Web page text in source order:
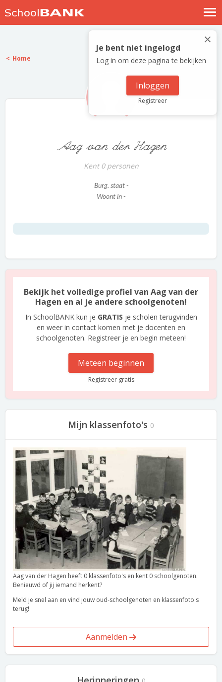
Nostalgische verhalen
Log in
Meld je gratis aan
×
Je bent niet ingelogd
Log in om deze pagina te bekijken
Inloggen
Registreer
Home
Aag van der Hagen
Kent 0 personen
Burg. staat -
Woont in -
Bekijk het volledige profiel van Aag van der
Hagen en al je andere schoolgenoten!
In SchoolBANK kun je GRATIS je scholen terugvinden
en weer in contact komen met je docenten en
schoolgenoten. Registreer je en begin meteen!
Meteen beginnen
Registreer gratis
Mijn klassenfoto's 0
Aag van der Hagen heeft 0 klassenfoto's en kent 0 schoolgenoten.
Benieuwd of jij iemand herkent?
Meld je snel aan en vind jouw oud-schoolgenoten en klassenfoto's
terug!
Aanmelden